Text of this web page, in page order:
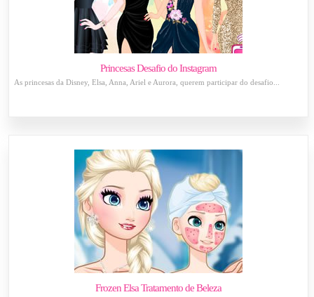
Princesas Desafio do Instagram
As princesas da Disney, Elsa, Anna, Ariel e Aurora, querem participar do desafio...
Frozen Elsa Tratamento de Beleza